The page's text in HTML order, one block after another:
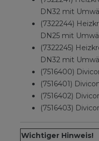
DN32 mit
(7322244)
DN25 mit
(7322245)
DN32 mit
(7516400)
(7516401)
(7516402)
(7516403)
Wichtiger Hinweis!